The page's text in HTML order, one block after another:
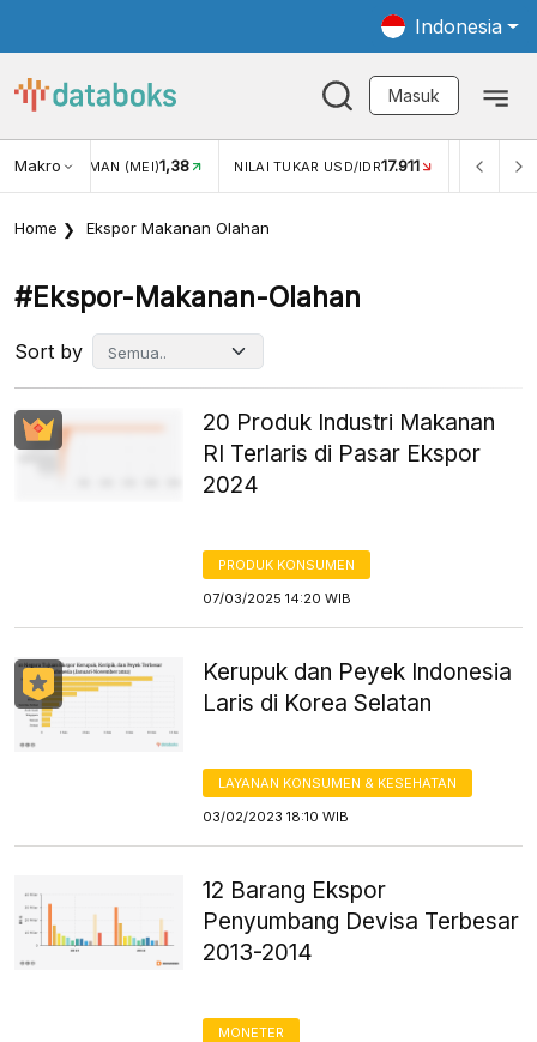
Indonesia
Masuk
MakroWISMAN (MEI)1,38 NILAI TUKAR USD/IDR17.911 INFLASI
Home Ekspor Makanan Olahan
#ekspor-Makanan-Olahan
Sort by
20 Produk Industri Makanan
RI Terlaris di Pasar Ekspor
2024
PRODUK KONSUMEN
07/03/2025 14:20 WIB
Kerupuk dan Peyek Indonesia
Laris di Korea Selatan
LAYANAN KONSUMEN & KESEHATAN
03/02/2023 18:10 WIB
12 Barang Ekspor
Penyumbang Devisa Terbesar
2013-2014
MONETER